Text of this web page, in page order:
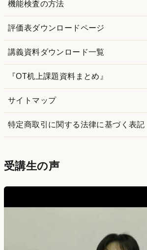
機能検査の方法
評価表ダウンロードページ
講義資料ダウンロード一覧
『OT机上課題資料まとめ』
サイトマップ
特定商取引に関する法律に基づく表記
受講生の声